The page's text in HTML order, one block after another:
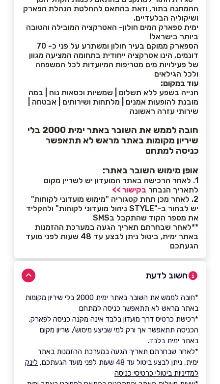
ההמתנה בתור, וזאת בהתאם להחלטת הנהלת הפארק
ושיקוליה הבלעדיים.
ימית ספארק המים חולון- האטרקציה המובילה והטובה
ביותר בישראל!
הספארק ממוקם בעיר חולון ומשתרע על פני כ- 70
דונמים, הינו אטרקציה ייחודית בתחומה המציעה מגוון
של פעילויות מים מטריפות המיועדות לכל המשפחה
ולכל הגילאים
עוד במקום:
חנייה בשפע ללא תשלום | שמשיות וכסאות נוח | במה
מובנת להופעות אמנים | מלתחות ושירותים | אבטחה |
שירותי עזרה ראשונה
חובה לממש את השובר באתר ימית 2000 בלי
שיריון מקומות באתר מראש לא תתאפשר
כניסה למתחם
אופן מימוש השובר באתר:
1. לאחר הרכישה באתר המועדון יש לשריין מקום
לתאריך הנבחר בקישור >>
2. לאחר מכן תחת קטגוריה "מימוש מועדוני לקוחות"
יש לבחור ב-"STYLE ניהול מועדוני לקוחות" ולהקליד
את מספר הקוד שהתקבל בSMS
**לאחר שבחרתם תאריך הגעה במערכת ההזמנות
באתר ימית, ביטול ניתן לבצע עד 48 שעות לפני מועד
הגעתכם
חשוב לדעת
*חובה לממש את השובר באתר ימית 2000 בלי שיריון מקומות
באתר מראש לא תתאפשר כניסה למתחם
*רכישת כרטיס דרך מועדון בלבד אינה מקנה כניסה לפארק,
הכניסה תתאפשר אך ורק למי שביצע מימוש/ שריון מקום
באתר ימית בלבד.
*לאחר שבחרתם תאריך הגעה במערכת ההזמנות באתר
ימית, ניתן לבצע ביטול עד 48 שעות לפני מועד הגעתכם,
לינק
למדיניות ביטולי כרטיסי כניסה